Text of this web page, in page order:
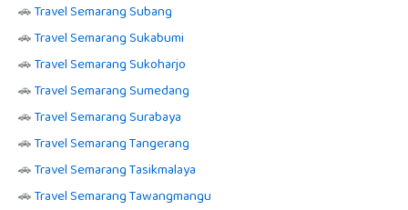
🚗Travel Semarang Subang
🚗Travel Semarang Sukabumi
🚗Travel Semarang Sukoharjo
🚗Travel Semarang Sumedang
🚗Travel Semarang Surabaya
🚗Travel Semarang Tangerang
🚗Travel Semarang Tasikmalaya
🚗Travel Semarang Tawangmangu